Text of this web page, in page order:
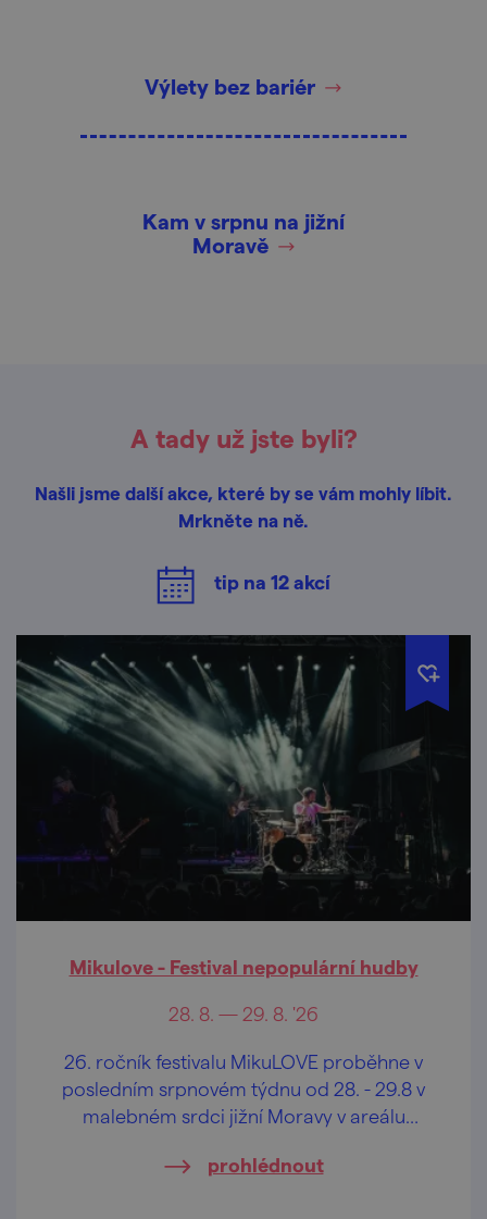
Výlety bez bariér
Kam v srpnu na jižní
Moravě
A tady už jste byli?
Našli jsme další akce, které by se vám mohly líbit.
Mrkněte na ně.
tip na 12akcí
Mikulove - Festival nepopulární hudby
28. 8. — 29. 8. '26
26. ročník festivalu MikuLOVE proběhne v
posledním srpnovém týdnu od 28. - 29.8 v
malebném srdci jižní Moravy v areálu
prohlédnout